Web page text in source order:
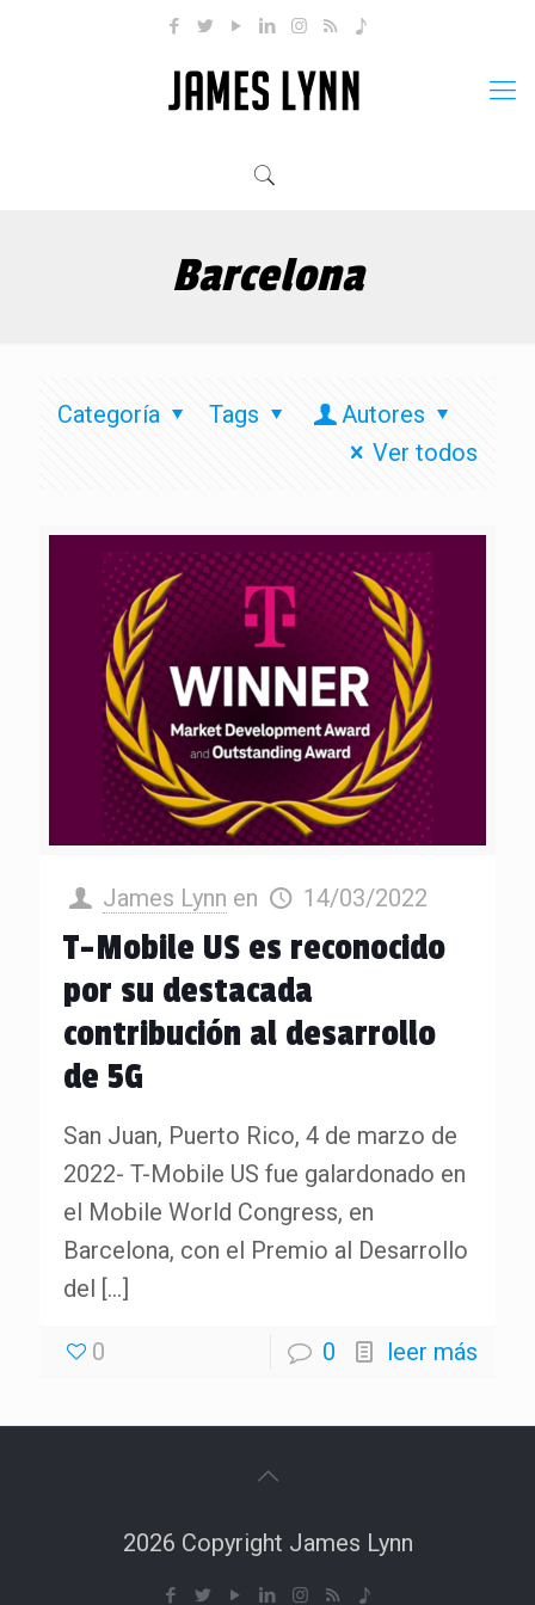
Barcelona
Categoría Tags
Autores
Ver todos
James Lynn en 14/03/2022
T-Mobile US es reconocido
por su destacada
contribución al desarrollo
de 5G
San Juan, Puerto Rico, 4 de marzo de
2022- T-Mobile US fue galardonado en
el Mobile World Congress, en
Barcelona, con el Premio al Desarrollo
del […]
0 0 leer más
2026 Copyright James Lynn